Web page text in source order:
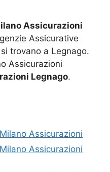
Assicurazioni
Assicurative
trovano a Legnago.
Assicurazioni
Legnago.
Assicurazioni
Assicurazioni